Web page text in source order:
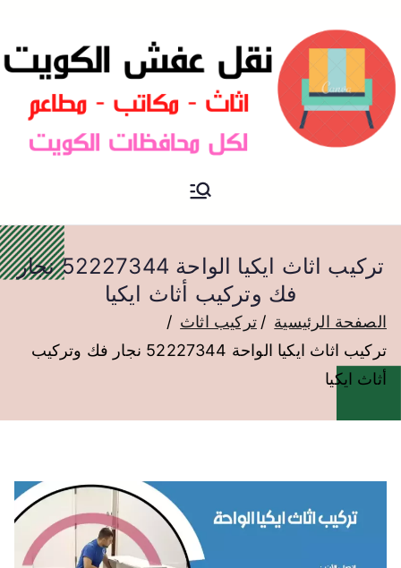
نقل عفش الكويت
تركيب اثاث ايكيا الواحة 52227344 نجار
فك وتركيب أثاث ايكيا
الصفحة الرئيسية
تركيب اثاث
تركيب اثاث ايكيا الواحة 52227344 نجار فك وتركيب
أثاث ايكيا